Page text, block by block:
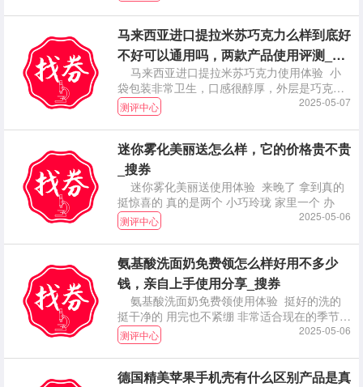
马来西亚进口提拉米苏巧克力么样到底好
不好可以通用吗，两款产品使用评测_搜
马来西亚进口提拉米苏巧克力使用体验 小
袋包装非常卫生，口感很醇厚，外层是巧克力
里面是坚果，
测评中心 2025-05-07
迷你雾化美丽送怎么样，它的价格贵不贵
_搜券
迷你雾化美丽送使用体验 来晚了 拿到真的
挺惊喜的 真的是两个 小巧玲珑 家里一个 办
测评中心 2025-05-06
氨基酸洗面奶免费领怎么样好用不多少
钱，亲自上手使用分享_搜券
氨基酸洗面奶免费领使用体验 挺好的洗的
挺干净的 用完也不紧绷 非常适合现在的季节
推荐大家
测评中心 2025-05-06
德国精美苹果手机壳有什么区别产品是真